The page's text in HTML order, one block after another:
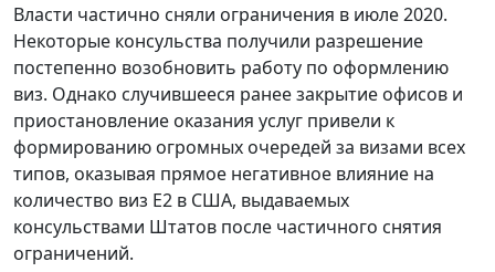
Власти частично сняли ограничения в июле 2020.
Некоторые консульства получили разрешение
постепенно возобновить работу по оформлению
виз. Однако случившееся ранее закрытие офисов и
приостановление оказания услуг привели к
формированию огромных очередей за визами всех
типов, оказывая прямое негативное влияние на
количество виз E2 в США, выдаваемых
консульствами Штатов после частичного снятия
ограничений.